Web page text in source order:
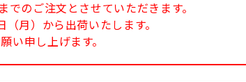
のご注文とさせていただきます。
月）から出荷いたします。
い申し上げます。